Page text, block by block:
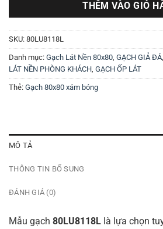
THÊM VÀO GIỎ
SKU: 80LU8118L
Danh mục: Gạch Lát Nền 80x80, GẠCH GIẢ ĐÁ,
LÁT NỀN PHÒNG KHÁCH, GẠCH ỐP LÁT
Thẻ: Gạch 80x80 xám bóng
MÔ TẢ
THÔNG TIN BỔ SUNG
ĐÁNH GIÁ (0)
Mẫu gạch 80LU8118L là lựa chọn